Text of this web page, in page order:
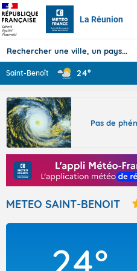
La Réunion
TOUS LES
Saint-Benoît 24°
Pas de
METEO SAINT-BENOIT